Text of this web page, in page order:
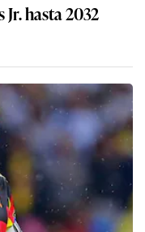
hasta 2032